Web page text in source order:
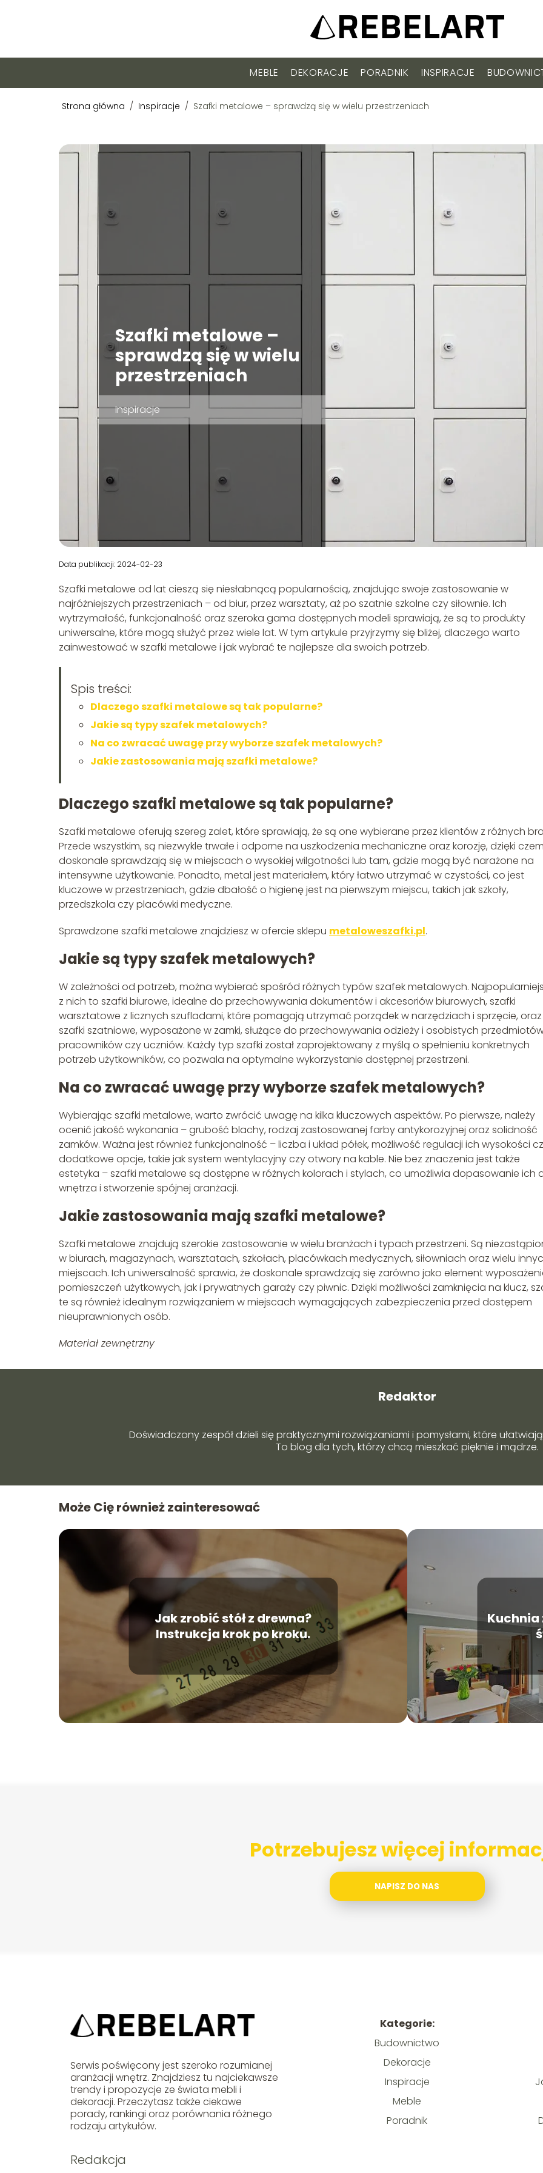
MEBLE DEKORACJE PORADNIK INSPIRACJE
Strona główna / Inspiracje / Szafki metalowe – sprawdzą się w wielu przestrzeniach
Szafki metalowe –
sprawdzą się w wielu
przestrzeniach
Inspiracje
Data publikacji: 2024-02-23
Szafki metalowe od lat cieszą się niesłabnącą popularnością, znajdując swoje zastosowanie w
najróżniejszych przestrzeniach – od biur, przez warsztaty, aż po szatnie szkolne czy siłownie. Ich
wytrzymałość, funkcjonalność oraz szeroka gama dostępnych modeli sprawiają, że są to produkty
uniwersalne, które mogą służyć przez wiele lat. W tym artykule przyjrzymy się bliżej, dlaczego warto
zainwestować w szafki metalowe i jak wybrać te najlepsze dla swoich potrzeb.
Spis treści:
Dlaczego szafki metalowe są tak popularne?
Jakie są typy szafek metalowych?
Na co zwracać uwagę przy wyborze szafek metalowych?
Jakie zastosowania mają szafki metalowe?
Dlaczego szafki metalowe są tak popularne?
Szafki metalowe oferują szereg zalet, które sprawiają, że są one wybierane przez klientów z różnych
Przede wszystkim, są niezwykle trwałe i odporne na uszkodzenia mechaniczne oraz korozję, dzięki
doskonale sprawdzają się w miejscach o wysokiej wilgotności lub tam, gdzie mogą być narażone na
intensywne użytkowanie. Ponadto, metal jest materiałem, który łatwo utrzymać w czystości, co jest
kluczowe w przestrzeniach, gdzie dbałość o higienę jest na pierwszym miejscu, takich jak szkoły,
przedszkola czy placówki medyczne.
Sprawdzone szafki metalowe znajdziesz w ofercie sklepu metaloweszafki.pl.
Jakie są typy szafek metalowych?
W zależności od potrzeb, można wybierać spośród różnych typów szafek metalowych.
z nich to szafki biurowe, idealne do przechowywania dokumentów i akcesoriów biurowych, szafki
warsztatowe z licznych szufladami, które pomagają utrzymać porządek w narzędziach i sprzęcie, oraz
szafki szatniowe, wyposażone w zamki, służące do przechowywania odzieży i osobistych
pracowników czy uczniów. Każdy typ szafki został zaprojektowany z myślą o spełnieniu konkretnych
potrzeb użytkowników, co pozwala na optymalne wykorzystanie dostępnej przestrzeni.
Na co zwracać uwagę przy wyborze szafek metalowych?
Wybierając szafki metalowe, warto zwrócić uwagę na kilka kluczowych aspektów. Po pierwsze, należy
ocenić jakość wykonania – grubość blachy, rodzaj zastosowanej farby antykorozyjnej oraz solidność
zamków. Ważna jest również funkcjonalność – liczba i układ półek, możliwość regulacji ich wysokości
dodatkowe opcje, takie jak system wentylacyjny czy otwory na kable. Nie bez znaczenia jest także
estetyka – szafki metalowe są dostępne w różnych kolorach i stylach, co umożliwia dopasowanie ich
wnętrza i stworzenie spójnej aranżacji.
Jakie zastosowania mają szafki metalowe?
Szafki metalowe znajdują szerokie zastosowanie w wielu branżach i typach przestrzeni. Są
w biurach, magazynach, warsztatach, szkołach, placówkach medycznych, siłowniach oraz wielu
miejscach. Ich uniwersalność sprawia, że doskonale sprawdzają się zarówno jako element
pomieszczeń użytkowych, jak i prywatnych garaży czy piwnic. Dzięki możliwości zamknięcia na klucz,
te są również idealnym rozwiązaniem w miejscach wymagających zabezpieczenia przed dostępem
nieuprawnionych osób.
Materiał zewnętrzny
Redaktor
Doświadczony zespół dzieli się praktycznymi rozwiązaniami i pomysłami, które
To blog dla tych, którzy chcą mieszkać pięknie i mądrze.
Może Cię również zainteresować
Jak zrobić stół z drewna?
Instrukcja krok po kroku.
Kuchnia
Potrzebujesz więcej
NAPISZ DO NAS
Serwis poświęcony jest szeroko rozumianej
aranżacji wnętrz. Znajdziesz tu najciekawsze
trendy i propozycje ze świata mebli i
dekoracji. Przeczytasz także ciekawe
porady, rankingi oraz porównania różnego
rodzaju artykułów.
Redakcja
Kategorie:
Budownictwo
Dekoracje
Inspiracje
Meble
Poradnik